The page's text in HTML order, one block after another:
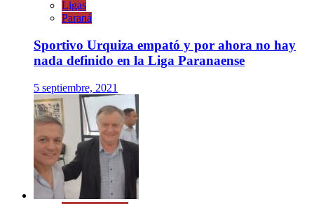
Ligas
Paraná
Sportivo Urquiza empató y por ahora no hay
nada definido en la Liga Paranaense
5 septiembre, 2021